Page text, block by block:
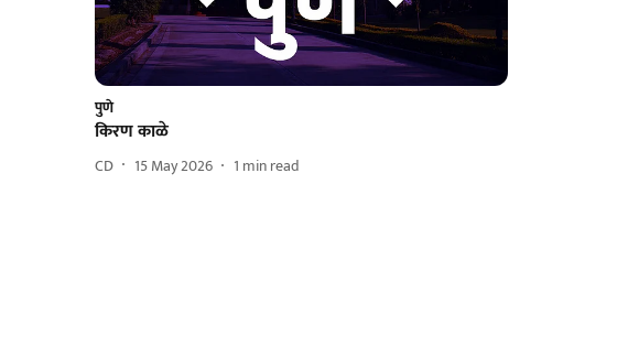
पुणे
किरण काळे
CD 15 May 2026 1 min read